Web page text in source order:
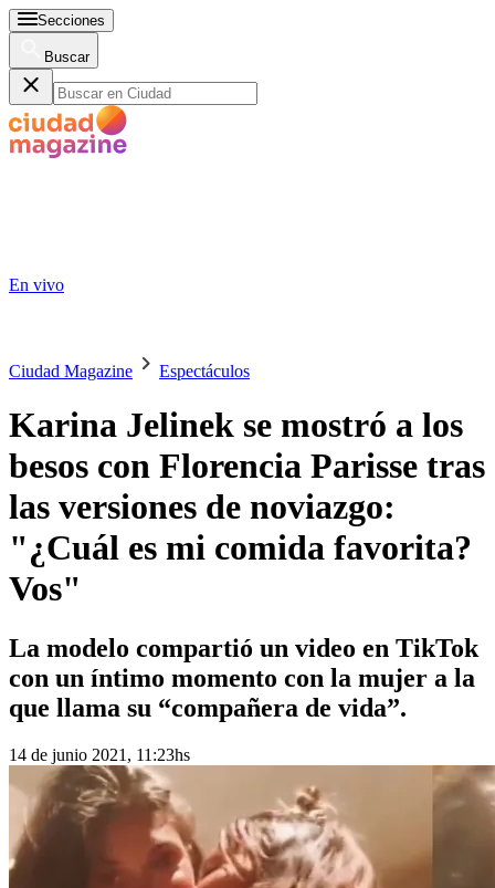
Secciones
Buscar
En vivo
Ciudad Magazine Espectáculos
Karina Jelinek se mostró a los
besos con Florencia Parisse tras
las versiones de noviazgo:
"¿Cuál es mi comida favorita?
Vos"
La modelo compartió un video en TikTok
con un íntimo momento con la mujer a la
que llama su “compañera de vida”.
14 de junio 2021, 11:23hs